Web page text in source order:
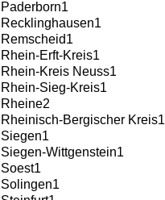
Paderborn1
Recklinghausen1
Remscheid1
Rhein-Erft-Kreis1
Rhein-Kreis Neuss1
Rhein-Sieg-Kreis1
Rheine2
Rheinisch-Bergischer Kreis1
Siegen1
Siegen-Wittgenstein1
Soest1
Solingen1